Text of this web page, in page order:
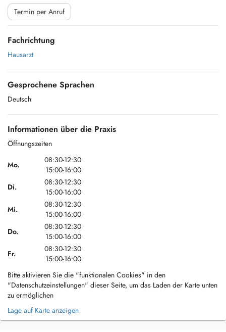
Termin per Anruf
Fachrichtung
Hausarzt
Gesprochene Sprachen
Deutsch
Informationen über die Praxis
Öffnungszeiten
Mo.
08:30-12:30
15:00-16:00
Di.
08:30-12:30
15:00-16:00
Mi.
08:30-12:30
15:00-16:00
Do.
08:30-12:30
15:00-16:00
Fr.
08:30-12:30
15:00-16:00
Bitte aktivieren Sie die "funktionalen Cookies" in den
"Datenschutzeinstellungen" dieser Seite, um das Laden der Karte unten
zu ermöglichen
Lage auf Karte anzeigen